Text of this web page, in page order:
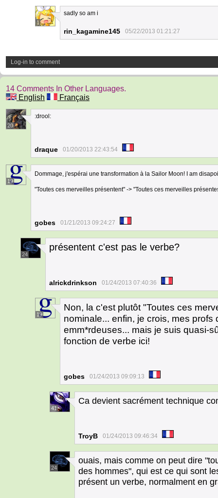
1
sadly so am i
rin_kagamine145 05/22/2013 01:21:27
Log-in to comment
14 Comments In Other Languages.
English
Français
20
:drool:
draque 01/20/2013 22:43:54
19
Dommage, j'espérai une transformation à la Sailor Moon! I am
"Toutes ces merveilles présentent" -> "Toutes ces merveilles
gobes 01/21/2013 09:24:27
24
présentent c'est pas le verbe?
alrickdrinkson 01/24/2013 07:40:36
19
Non, la c'est plutôt "Toutes ces
nominale... enfin, je crois, mes
emm*rdeuses... mais je suis quasi-
fonction de verbe ici!
gobes 01/24/2013 09:09:13
41
Ca devient sacrément technique
TroyB 01/24/2013 09:46:34
24
ouais, mais comme on peut dire
des hommes", qui est ce qui sont
présent un verbe, normalment en